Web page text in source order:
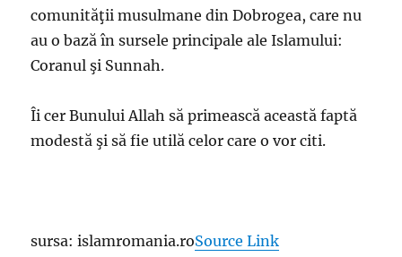
comunităţii musulmane din Dobrogea, care nu
au o bază în sursele principale ale Islamului:
Coranul şi Sunnah.
Îi cer Bunului Allah să primească această faptă
modestă şi să fie utilă celor care o vor citi.
sursa: islamromania.roSource Link